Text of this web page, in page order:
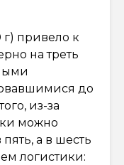
г) привело к
на треть
до
из-за
можно
а в шесть
логистики: